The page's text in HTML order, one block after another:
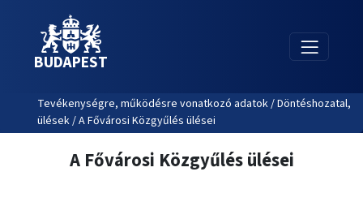
BUDAPEST
Tevékenységre, működésre vonatkozó adatok / Döntéshozatal,
ülések / A Fővárosi Közgyűlés ülései
A Fővárosi Közgyűlés ülései